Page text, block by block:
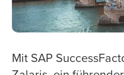
Mit SAP